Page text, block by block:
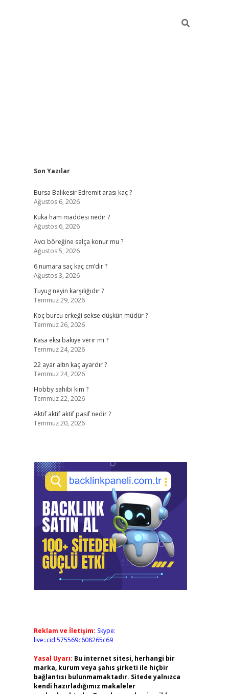
Sidebar
Son Yazılar
Bursa Balıkesir Edremit arası kaç ?
Ağustos 6, 2026
Kuka ham maddesi nedir ?
Ağustos 6, 2026
Avcı böreğine salça konur mu ?
Ağustos 5, 2026
6 numara saç kaç cm’dir ?
Ağustos 3, 2026
Tuyug neyin karşılığıdır ?
Temmuz 29, 2026
Koç burcu erkeği sekse düşkün müdür ?
Temmuz 26, 2026
Kasa eksi bakiye verir mi ?
Temmuz 24, 2026
22 ayar altın kaç ayardır ?
Temmuz 24, 2026
Hobby sahibi kim ?
Temmuz 22, 2026
Aktif aktif aktif pasif nedir ?
Temmuz 20, 2026
Reklam ve İletişim: Skype:
live:.cid.575569c608265c69
Yasal Uyarı: Bu internet sitesi, herhangi bir
marka, kurum veya şahıs şirketi ile hiçbir
bağlantısı bulunmamaktadır. Sitede yalnızca
kendi hazırladığımız makaleler